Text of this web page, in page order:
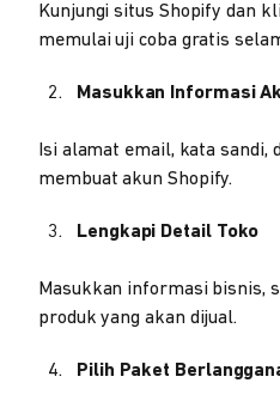
Kunjungi situs Shopify dan
memulai uji coba gratis
Masukkan Informasi
Isi alamat email, kata sandi,
membuat akun Shopify.
Lengkapi Detail Toko
Masukkan informasi bisnis,
produk yang akan dijual.
Pilih Paket